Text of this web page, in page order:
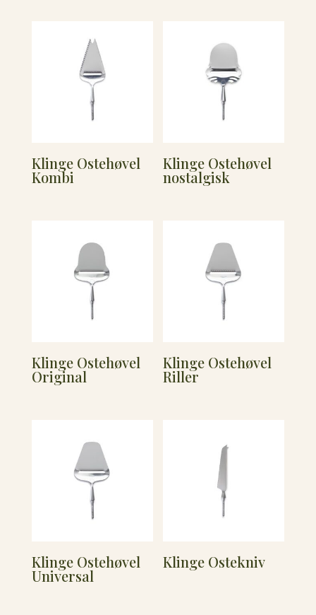
Klinge Ostehøvel
Kombi
Klinge Ostehøvel
nostalgisk
Klinge Ostehøvel
Original
Klinge Ostehøvel
Riller
Klinge Ostehøvel
Universal
Klinge Ostekniv